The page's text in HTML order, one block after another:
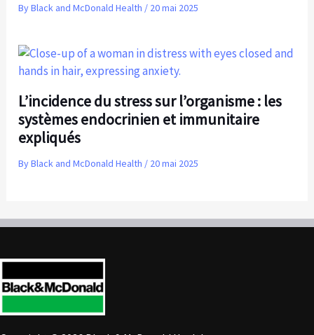
ByBlack and McDonald Health / 20 mai 2025
L’incidence du stress sur l’organisme : les
systèmes endocrinien et immunitaire
expliqués
ByBlack and McDonald Health / 20 mai 2025